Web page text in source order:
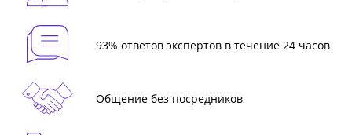
93% ответов экспертов в течение 24 часов
Общение без посредников